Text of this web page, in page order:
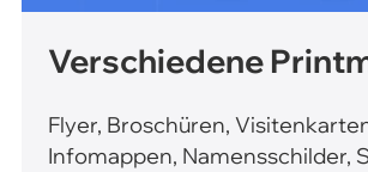
Verschiedene
Flyer, Broschüren,
Infomappen, Namensschilder,